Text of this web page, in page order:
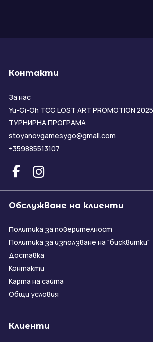
Контакти
За нас
Yu-Gi-Oh TCG LOST ART PROMOTION 2025
ТУРНИРНА ПРОГРАМА
stoyanovgamesygo@gmail.com
+359885513107
Обслужване на клиенти
Политика за поверителност
Политика за използване на "бисквитки"
Доставка
Контакти
Карта на сайта
Общи условия
Клиенти